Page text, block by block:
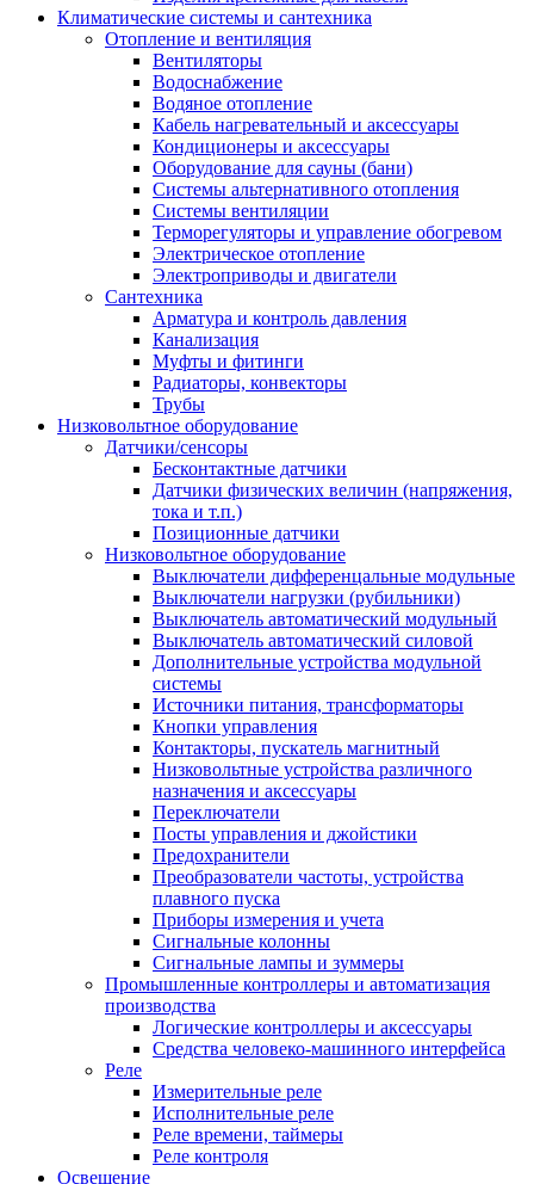
Климатические системы и сантехника
Отопление и вентиляция
Вентиляторы
Водоснабжение
Водяное отопление
Кабель нагревательный и аксессуары
Кондиционеры и аксессуары
Оборудование для сауны (бани)
Системы альтернативного отопления
Системы вентиляции
Терморегуляторы и управление обогревом
Электрическое отопление
Электроприводы и двигатели
Сантехника
Арматура и контроль давления
Канализация
Муфты и фитинги
Радиаторы, конвекторы
Трубы
Низковольтное оборудование
Датчики/сенсоры
Бесконтактные датчики
Датчики физических величин (напряжения,
тока и т.п.)
Позиционные датчики
Низковольтное оборудование
Выключатели дифференцальные модульные
Выключатели нагрузки (рубильники)
Выключатель автоматический модульный
Выключатель автоматический силовой
Дополнительные устройства модульной
системы
Источники питания, трансформаторы
Кнопки управления
Контакторы, пускатель магнитный
Низковольтные устройства различного
назначения и аксессуары
Переключатели
Посты управления и джойстики
Предохранители
Преобразователи частоты, устройства
плавного пуска
Приборы измерения и учета
Сигнальные колонны
Сигнальные лампы и зуммеры
Промышленные контроллеры и автоматизация
производства
Логические контроллеры и аксессуары
Средства человеко-машинного интерфейса
Реле
Измерительные реле
Исполнительные реле
Реле времени, таймеры
Реле контроля
Освещение